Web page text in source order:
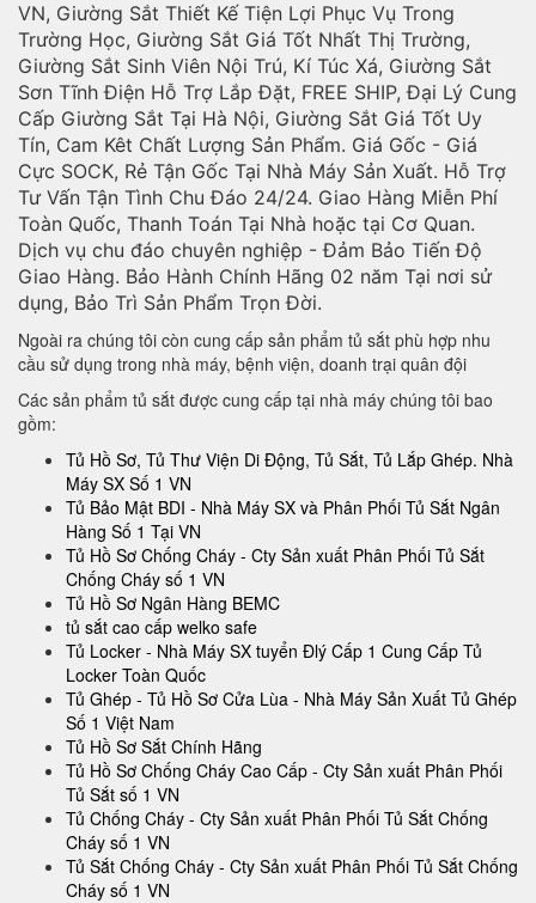
VN, Giường Sắt Thiết Kế Tiện Lợi Phục Vụ Trong
Trường Học, Giường Sắt Giá Tốt Nhất Thị Trường,
Giường Sắt Sinh Viên Nội Trú, Kí Túc Xá, Giường Sắt
Sơn Tĩnh Điện Hỗ Trợ Lắp Đặt, FREE SHIP, Đại Lý Cung
Cấp Giường Sắt Tại Hà Nội, Giường Sắt Giá Tốt Uy
Tín, Cam Kêt Chất Lượng Sản Phẩm. Giá Gốc - Giá
Cực SOCK, Rẻ Tận Gốc Tại Nhà Máy Sản Xuất. Hỗ Trợ
Tư Vấn Tận Tình Chu Đáo 24/24. Giao Hàng Miễn Phí
Toàn Quốc, Thanh Toán Tại Nhà hoặc tại Cơ Quan.
Dịch vụ chu đáo chuyên nghiệp - Đảm Bảo Tiến Độ
Giao Hàng. Bảo Hành Chính Hãng 02 năm Tại nơi sử
dụng, Bảo Trì Sản Phẩm Trọn Đời.
Ngoài ra chúng tôi còn cung cấp sản phẩm tủ sắt phù hợp nhu
cầu sử dụng trong nhà máy, bệnh viện, doanh trại quân đội
Các sản phẩm tủ sắt được cung cấp tại nhà máy chúng tôi bao
gồm:
Tủ Hồ Sơ, Tủ Thư Viện Di Động, Tủ Sắt, Tủ Lắp Ghép. Nhà
Máy SX Số 1 VN
Tủ Bảo Mật BDI - Nhà Máy SX và Phân Phối Tủ Sắt Ngân
Hàng Số 1 Tại VN
Tủ Hồ Sơ Chống Cháy - Cty Sản xuất Phân Phối Tủ Sắt
Chống Cháy số 1 VN
Tủ Hồ Sơ Ngân Hàng BEMC
tủ sắt cao cấp welko safe
Tủ Locker - Nhà Máy SX tuyển Đlý Cấp 1 Cung Cấp Tủ
Locker Toàn Quốc
Tủ Ghép - Tủ Hồ Sơ Cửa Lùa - Nhà Máy Sản Xuất Tủ Ghép
Số 1 Việt Nam
Tủ Hồ Sơ Sắt Chính Hãng
Tủ Hồ Sơ Chống Cháy Cao Cấp - Cty Sản xuất Phân Phối
Tủ Sắt số 1 VN
Tủ Chống Cháy - Cty Sản xuất Phân Phối Tủ Sắt Chống
Cháy số 1 VN
Tủ Sắt Chống Cháy - Cty Sản xuất Phân Phối Tủ Sắt Chống
Cháy số 1 VN